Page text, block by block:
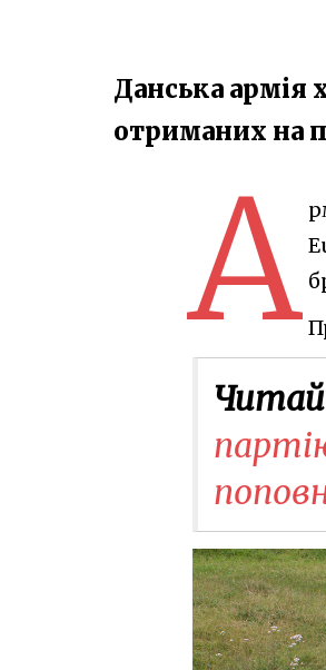
Данська армія
отриманих на
А